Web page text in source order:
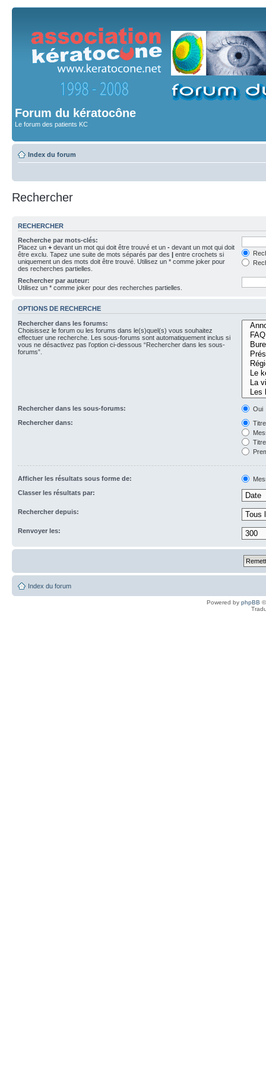
Forum du kératocône
Le forum des patients KC
Index du forum
Rechercher
RECHERCHER
Recherche par mots-clés:
Placez un + devant un mot qui doit être trouvé et un - devant un mot qui doit
être exclu. Tapez une suite de mots séparés par des | entre crochets si
uniquement un des mots doit être trouvé. Utilisez un * comme joker pour
des recherches partielles.
Rechercher par auteur:
Utilisez un * comme joker pour des recherches partielles.
OPTIONS DE RECHERCHE
Rechercher dans les forums:
Choisissez le forum ou les forums dans le(s)quel(s) vous souhaitez
effectuer une recherche. Les sous-forums sont automatiquement inclus si
vous ne désactivez pas l’option ci-dessous “Rechercher dans les sous-
forums”.
Rechercher dans les sous-forums:
Oui
Rechercher dans:
Afficher les résultats sous forme de:
Classer les résultats par:
Rechercher depuis:
Renvoyer les:
Index du forum
Powered by phpBB